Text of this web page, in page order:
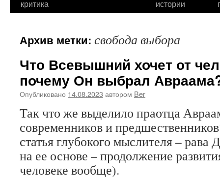
критика
истории
Архив метки: свобода выбора
Что Всевышний хочет от
почему Он выбрал
Опубликовано 14.08.2023 автором Ber
Так что же выделило праотца
современников и
статья глубокого мыслителя – рава
на ее основе – продолжение
человеке вообще).